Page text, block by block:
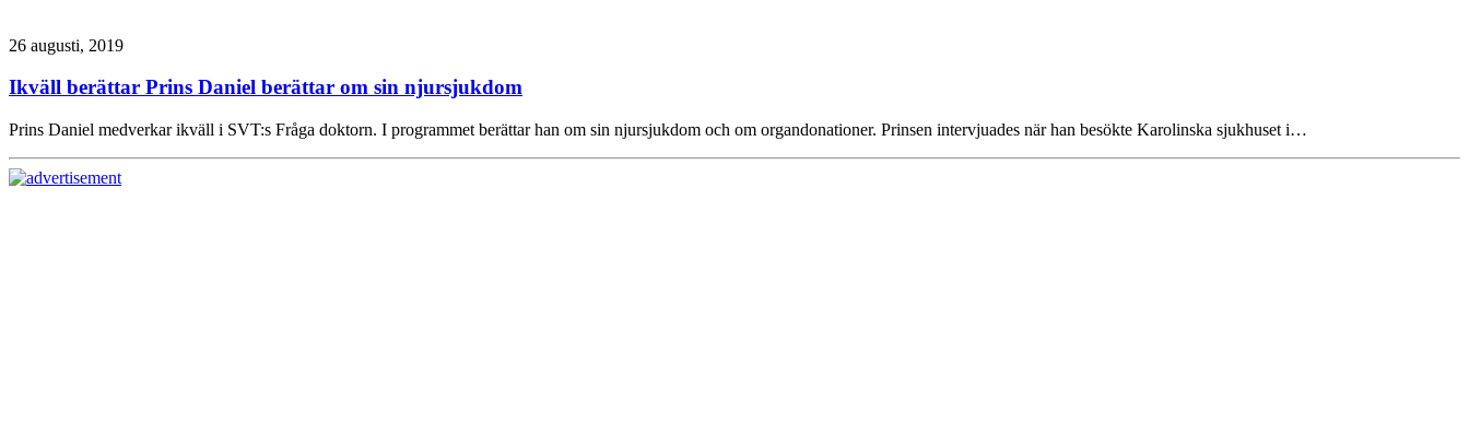
26 augusti, 2019
Ikväll berättar Prins Daniel berättar om sin njursjukdom
Prins Daniel medverkar ikväll i SVT:s Fråga doktorn. I programmet berättar han om sin njursjukdom och om organdonationer. Prinsen intervjuades när han besökte Karolinska sjukhuset i…